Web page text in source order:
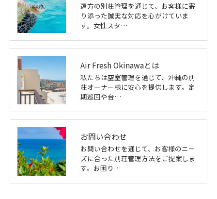
遠方の別荘管理を通じて、お客様に寄
り添った誠実な対応を心がけていま
す。女性スタ…
Air Fresh Okinawaとは
私たちは空室管理を通じて、沖縄の別
荘オーナー様に安心を提供します。定
期巡回や台…
お問い合わせ
お問い合わせを通じて、お客様のニー
ズに合った別荘管理方法をご提案しま
す。お困り…